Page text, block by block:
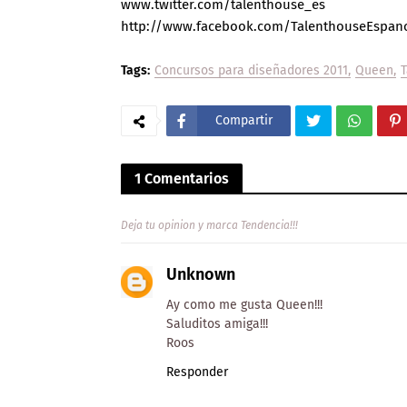
www.twitter.com/talenthouse_es
http://www.facebook.com/
Tags: Concursos para diseñadores 2011 Queen
Compartir
1 Comentarios
Deja tu opinion y marca Tendencia!!!
Unknown
Ay como me gusta Queen!!!
Saluditos amiga!!!
Roos
Responder